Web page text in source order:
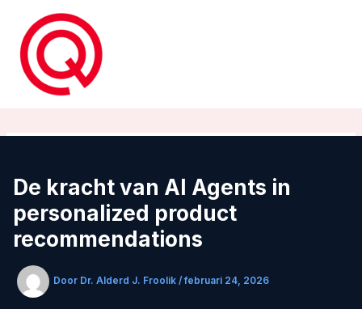
inhoud
De kracht van AI Agents in
personalized product
recommendations
Door Dr. Alderd J. Froolik /februari 24, 2026